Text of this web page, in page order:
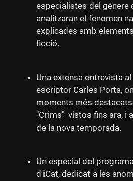
especialistes del gènere
analitzaran el fenomen
explicades amb
ficció.
Una extensa entrevista
escriptor Carles Porta,
moments més
"Crims" vistos fins ara, i
de la nova temporada.
Un especial del
d'iCat, dedicat a les